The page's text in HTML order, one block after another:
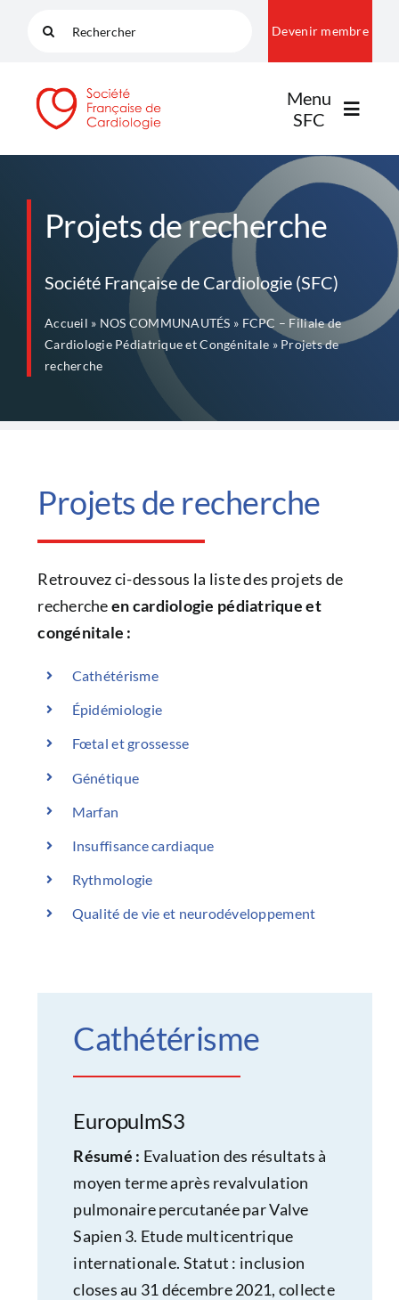
Rechercher: Devenir membre
Menu
SFC
NOS COMMUNAUTÉS
PUBLICATIONS
CONGRÈS
Projets de recherche
Société Française de Cardiologie (SFC)
Accueil » NOS COMMUNAUTÉS » FCPC – Filiale de
Cardiologie Pédiatrique et Congénitale » Projets de
recherche
Projets de recherche
Retrouvez ci-dessous la liste des projets de
rechercheen cardiologie pédiatrique et
congénitale :
Cathétérisme
Épidémiologie
Fœtal et grossesse
Génétique
Marfan
Insuffisance cardiaque
Rythmologie
Qualité de vie et neurodéveloppement
Cathétérisme
EuropulmS3
Résumé : Evaluation des résultats à
moyen terme après revalvulation
pulmonaire percutanée par Valve
Sapien 3. Etude multicentrique
internationale. Statut : inclusion
closes au 31 décembre 2021, collecte